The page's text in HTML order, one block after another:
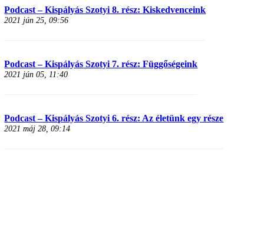
Podcast – Kispályás Szotyi 8. rész: Kiskedvenceink
2021 jún 25, 09:56
Podcast – Kispályás Szotyi 7. rész: Függőségeink
2021 jún 05, 11:40
Podcast – Kispályás Szotyi 6. rész: Az életünk egy része
2021 máj 28, 09:14